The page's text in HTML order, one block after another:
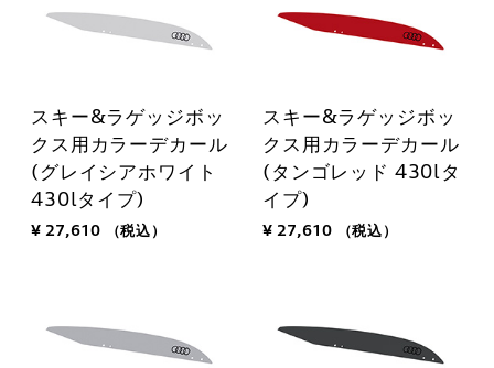
スキー&ラゲッジボッ
クス用カラーデカール
(グレイシアホワイト
430lタイプ)
¥ 27,610 （税込）
スキー&ラゲッジボッ
クス用カラーデカール
(タンゴレッド 430lタ
イプ)
¥ 27,610 （税込）